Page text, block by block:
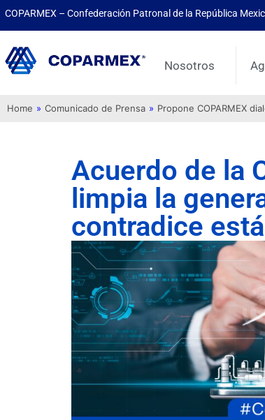
COPARMEX – Confederación Patronal de la República
Nosotros
Home » Comunicado de Prensa » Propone COPARMEX
Acuerdo de la
limpia la
contradice